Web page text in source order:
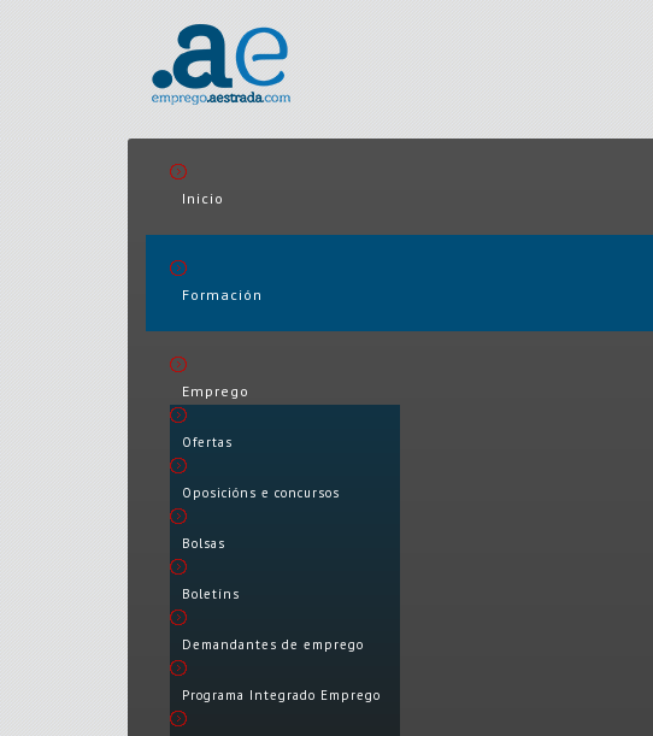
Inicio
Formación
Emprego
Ofertas
Oposicións e concursos
Bolsas
Boletíns
Demandantes de emprego
Programa Integrado Emprego